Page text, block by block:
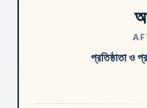
প্রতিষ্ঠাতা ও